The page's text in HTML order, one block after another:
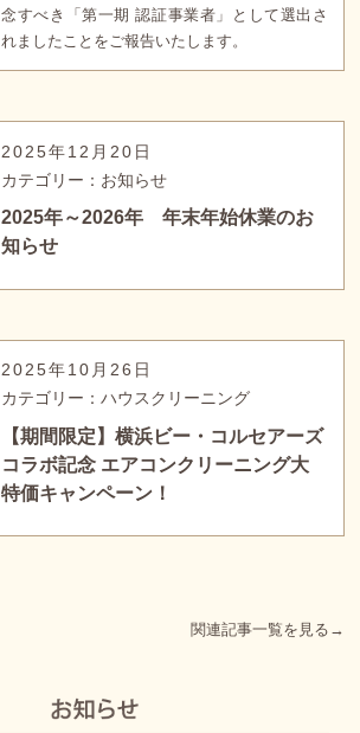
念すべき「第一期 認証事業者」として選出さ
れましたことをご報告いたします。
2025年12月20日
カテゴリー：お知らせ
2025年～2026年 年末年始休業のお
知らせ
2025年10月26日
カテゴリー：ハウスクリーニング
【期間限定】横浜ビー・コルセアーズ
コラボ記念 エアコンクリーニング大
特価キャンペーン！
関連記事一覧を見る→